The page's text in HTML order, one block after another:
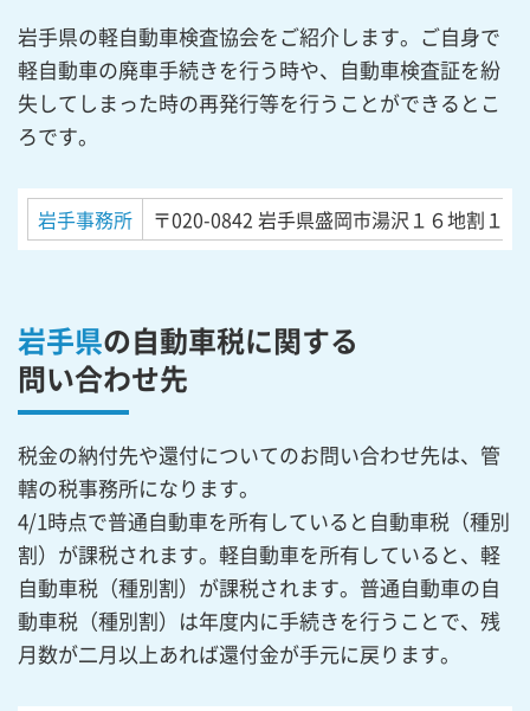
岩手県の軽自動車検査協会をご紹介します。ご自身で
軽自動車の廃車手続きを行う時や、自動車検査証を紛
失してしまった時の再発行等を行うことができるとこ
ろです。
岩手事務所 〒020-0842 岩手県盛岡市湯沢１６地割１５
岩手県の自動車税に関する
問い合わせ先
税金の納付先や還付についてのお問い合わせ先は、管
轄の税事務所になります。
4/1時点で普通自動車を所有していると自動車税（種別
割）が課税されます。軽自動車を所有していると、軽
自動車税（種別割）が課税されます。普通自動車の自
動車税（種別割）は年度内に手続きを行うことで、残
月数が二月以上あれば還付金が手元に戻ります。